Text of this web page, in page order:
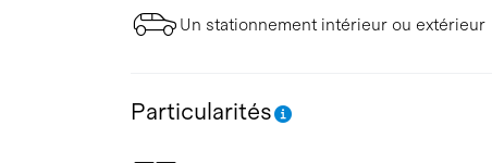
Un stationnement intérieur ou extérieur
Particularités